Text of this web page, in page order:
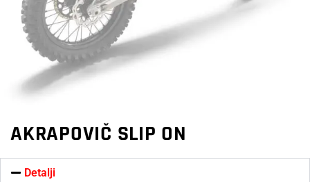
AKRAPOVIČ SLIP ON
Detalji